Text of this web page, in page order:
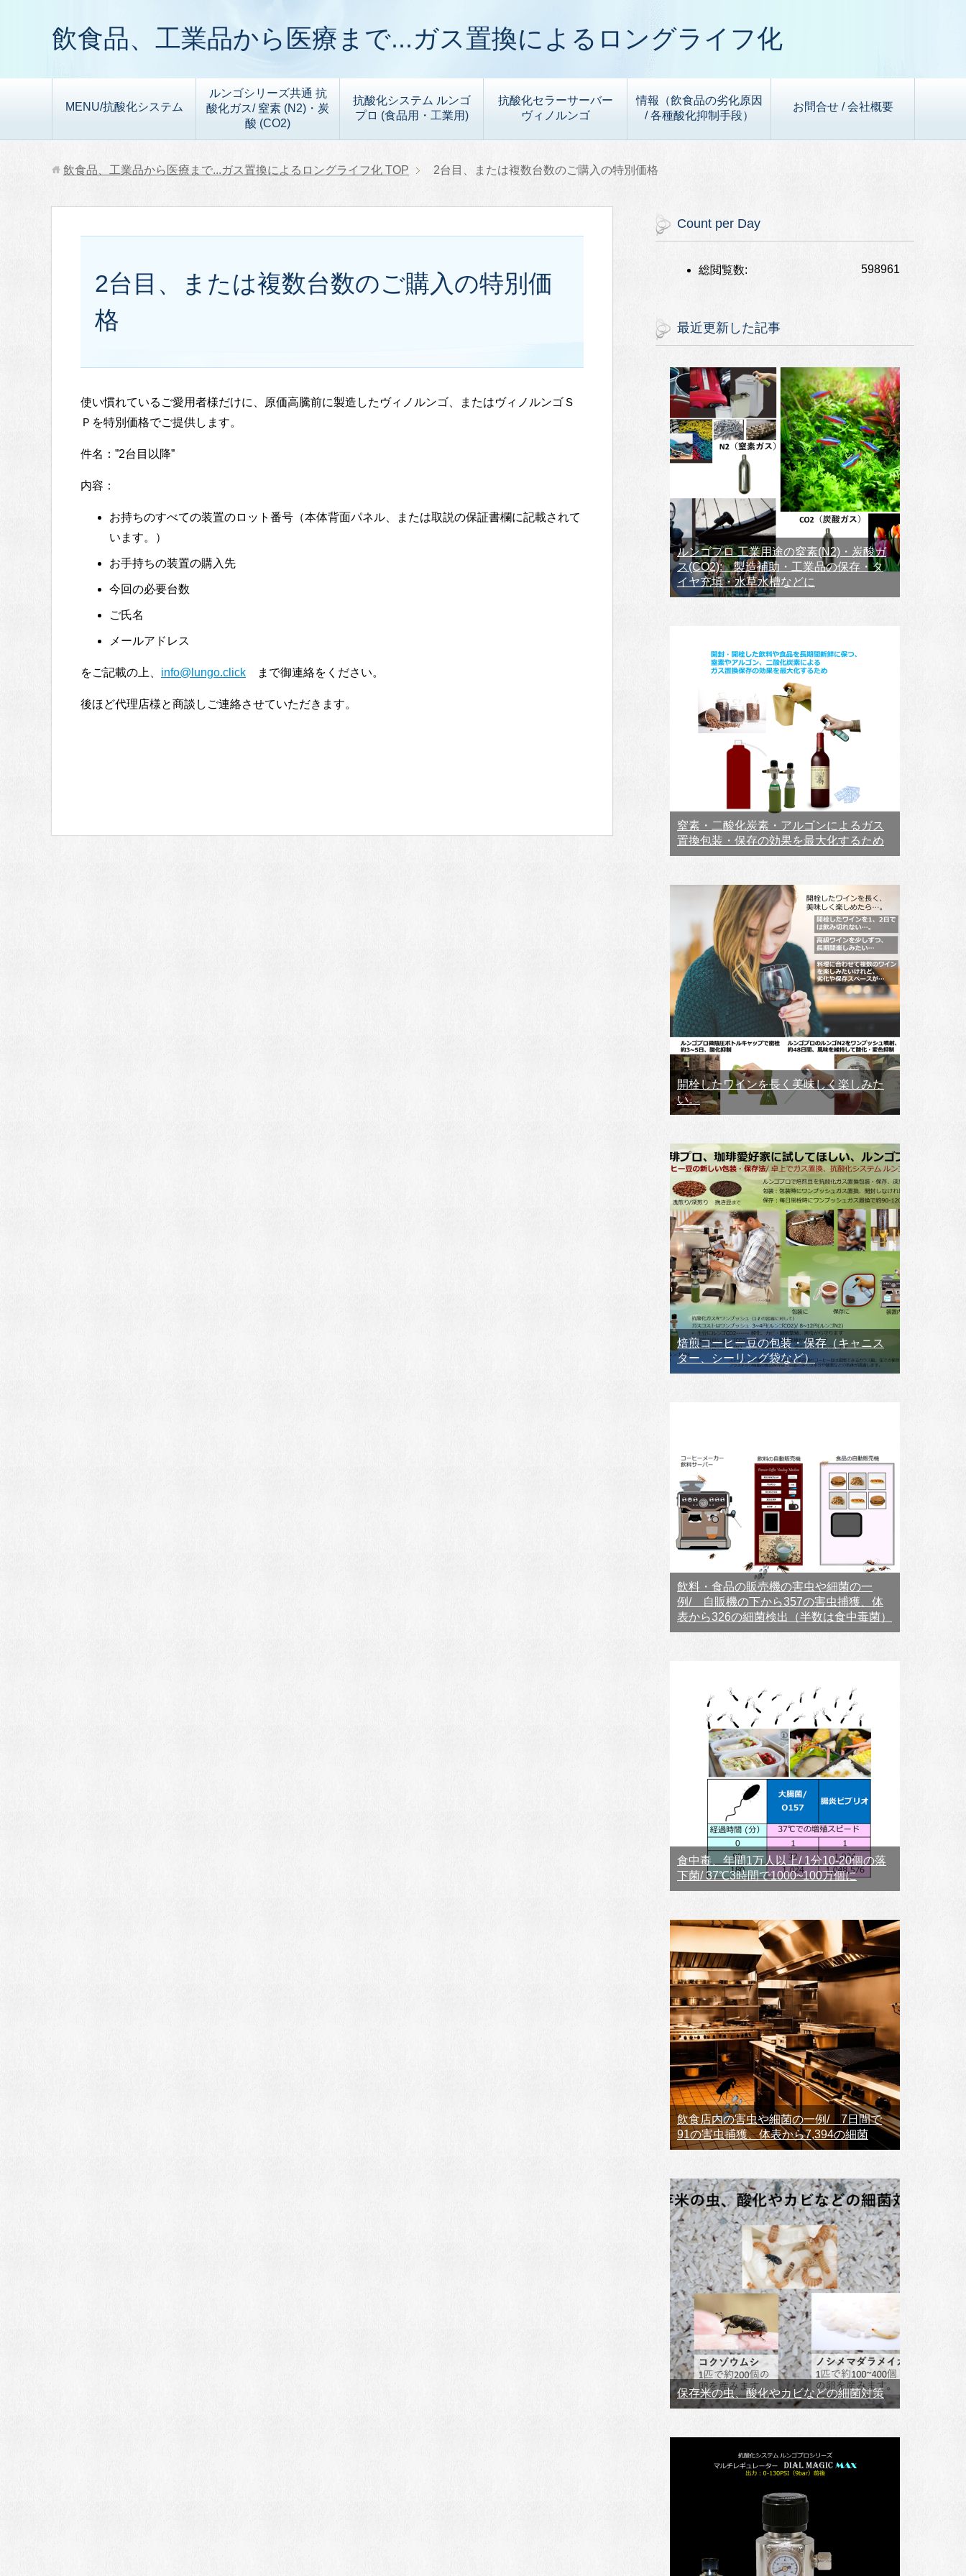
飲食品、工業品から医療まで...ガス置換によるロングライフ化
MENU/抗酸化システム
ルンゴシリーズ共通 抗
酸化ガス/ 窒素 (N2)・炭
酸 (CO2)
抗酸化システム ルンゴ
プロ (食品用・工業用)
抗酸化セラーサーバー
ヴィノルンゴ
情報（飲食品の劣化原因
/ 各種酸化抑制手段）
お問合せ / 会社概要
飲食品、工業品から医療まで...ガス置換によるロングライフ化 TOP 2台目、または複数台数のご購入の特別価格
2台目、または複数台数のご購入の特別価
格
使い慣れているご愛用者様だけに、原価高騰前に製造したヴィノルンゴ、またはヴィノルンゴＳ
Ｐを特別価格でご提供します。
件名：”2台目以降”
内容：
お持ちのすべての装置のロット番号（本体背面パネル、または取説の保証書欄に記載されて
います。）
お手持ちの装置の購入先
今回の必要台数
ご氏名
メールアドレス
をご記載の上、 info@lungo.click まで御連絡をください。
後ほど代理店様と商談しご連絡させていただきます。
Count per Day
598961
総閲覧数:
最近更新した記事
ルンゴプロ 工業用途の窒素(N2)・炭酸ガ
ス(CO2): 製造補助・工業品の保存・タ
イヤ充填・水草水槽などに
窒素・二酸化炭素・アルゴンによるガス
置換包装・保存の効果を最大化するため
開栓したワインを長く美味しく楽しみた
い。
焙煎コーヒー豆の包装・保存（キャニス
ター、シーリング袋など）
飲料・食品の販売機の害虫や細菌の一
例/ 自販機の下から357の害虫捕獲、体
表から326の細菌検出（半数は食中毒菌）
食中毒、年間1万人以上/ 1分10-20個の落
下菌/ 37℃3時間で1000~100万個に
飲食店内の害虫や細菌の一例/ 7日間で
91の害虫捕獲、体表から7,394の細菌
保存米の虫、酸化やカビなどの細菌対策